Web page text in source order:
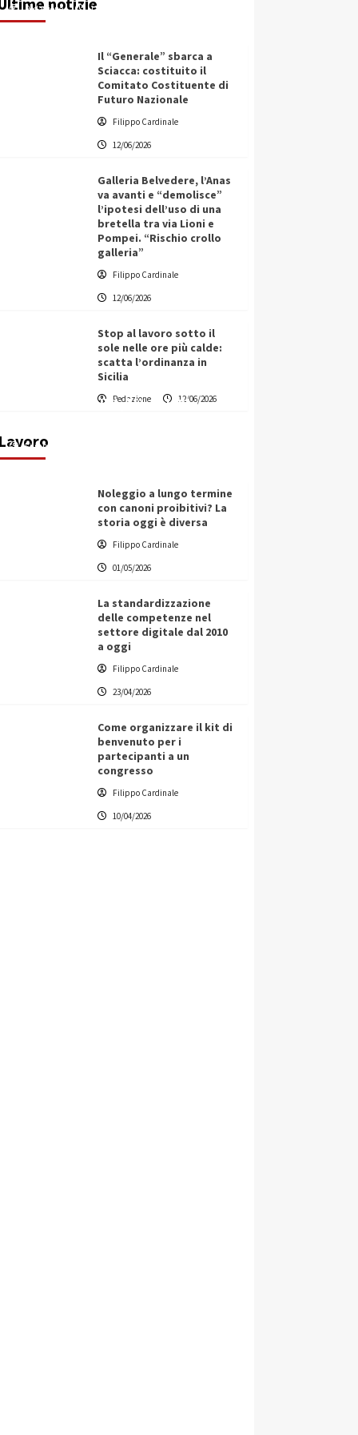
Redazione 12/06/2026
Il “Generale” sbarca a
Sciacca: costituito il
Comitato Costituente di
Futuro Nazionale
Filippo Cardinale
12/06/2026
Galleria Belvedere, l’Anas
va avanti e “demolisce”
l’ipotesi dell’uso di una
bretella tra via Lioni e
Pompei. “Rischio crollo
galleria”
Filippo Cardinale
12/06/2026
Stop al lavoro sotto il
sole nelle ore più calde:
scatta l’ordinanza in
Sicilia
Redazione 12/06/2026
Lavoro
Vino in Italia: il giro d’affari
contribuisce all’1,1% del PIL
Filippo Cardinale
Noleggio a lungo termine
con canoni proibitivi? La
storia oggi è diversa
Filippo Cardinale
01/05/2026
La standardizzazione
delle competenze nel
settore digitale dal 2010
a oggi
Filippo Cardinale
23/04/2026
Come organizzare il kit di
benvenuto per i
partecipanti a un
congresso
Filippo Cardinale
10/04/2026